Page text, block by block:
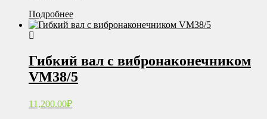
Подробнее
Гибкий вал с вибронаконечником
VM38/5
11,200.00₽